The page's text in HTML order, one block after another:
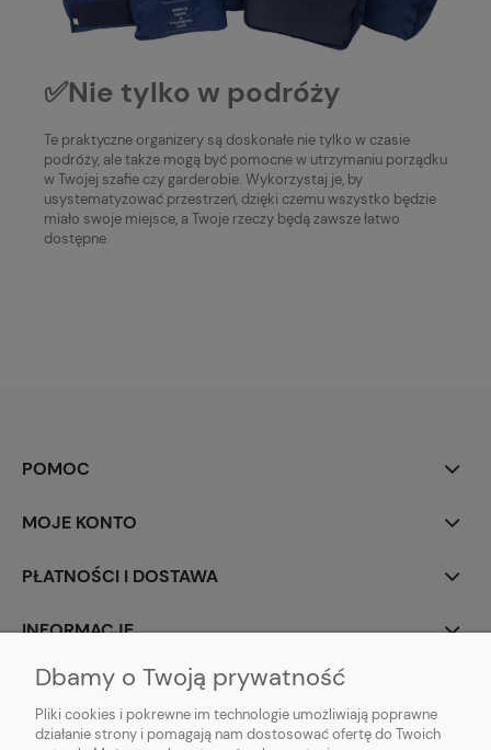
✅Nie tylko w podróży
Te praktyczne organizery są doskonałe nie tylko w czasie
podróży, ale także mogą być pomocne w utrzymaniu porządku
w Twojej szafie czy garderobie. Wykorzystaj je, by
usystematyzować przestrzeń, dzięki czemu wszystko będzie
miało swoje miejsce, a Twoje rzeczy będą zawsze łatwo
dostępne.
POMOC
MOJE KONTO
PŁATNOŚCI I DOSTAWA
INFORMACJE
O NAS
Dbamy o Twoją prywatność
Pliki cookies i pokrewne im technologie umożliwiają poprawne
działanie strony i pomagają nam dostosować ofertę do Twoich